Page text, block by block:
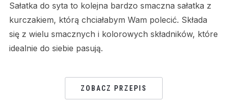
Sałatka do syta to kolejna bardzo smaczna sałatka z
kurczakiem, którą chciałabym Wam polecić. Składa
się z wielu smacznych i kolorowych składników, które
idealnie do siebie pasują.
ZOBACZ PRZEPIS